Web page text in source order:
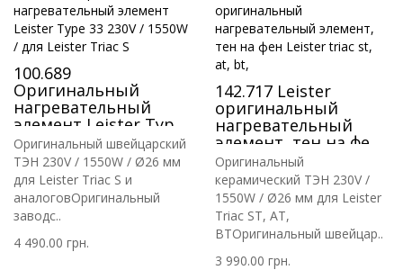
100.689
Оригинальный
нагревательный
элемент Leister Type
33 230V / 1550W / для
Leister Triac S
Оригинальный швейцарский
ТЭН 230V / 1550W / Ø26 мм
для Leister Triac S и
аналоговОригинальный
заводс..
4 490.00 грн.
142.717 Leister
оригинальный
нагревательный
элемент, тен на фен
Leister triac st, at, bt,
Оригинальный
керамический ТЭН 230V /
1550W / Ø26 мм для Leister
Triac ST, AT,
BTОригинальный швейцар..
3 990.00 грн.